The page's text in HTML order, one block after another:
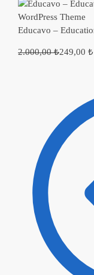
Educavo –
2.000,00₺249,00 ₺